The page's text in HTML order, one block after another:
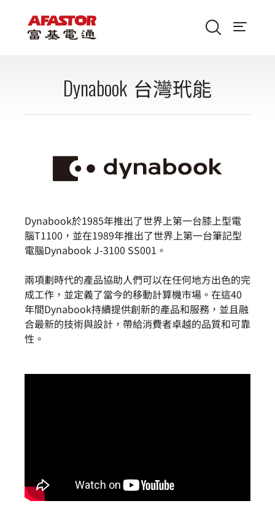
Dynabook 台灣玳能
Dynabook於1985年推出了世界上第一台膝上型電
腦T1100，並在1989年推出了世界上第一台筆記型
電腦Dynabook J-3100 SS001。
兩項劃時代的產品協助人們可以在任何地方出色的完
成工作，並定義了當今的移動計算機市場。在這40
年間Dynabook持續提供創新的產品和服務，並且融
合最新的技術與設計，帶給消費者卓越的品質和可靠
性。